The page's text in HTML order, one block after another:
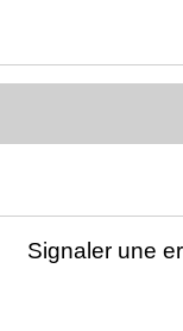
Signaler une